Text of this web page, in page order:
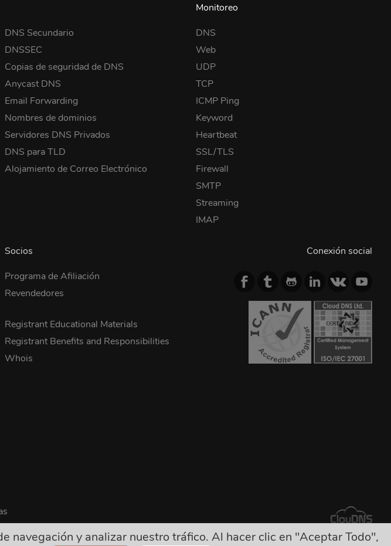
DNS Secundario
DNSSEC
Copias de seguridad de DNS
Anycast DNS
Email Forwarding
Nombres de dominios
Servidores DNS Privados
DNS para TLD
Alojamiento de Correo Electrónico
Monitoreo
DNS
Web
UDP
TCP
ICMP Ping
Keyword
Heartbeat
SSL/TLS
Firewall
SMTP
Streaming
IMAP
Socios
Programa de Afiliación
Revendedores
Registrant Educational Materials
Registrant Benefits and Responsibilities
Whois
Conexión social
navegación y analizar nuestro tráfico. Al hacer clic en "Aceptar Todo",